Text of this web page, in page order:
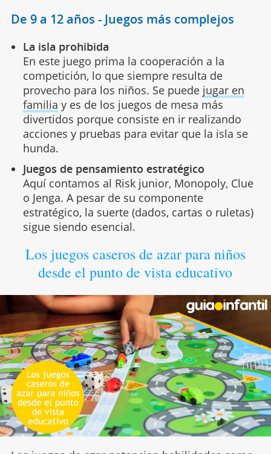
De 9 a 12 años - Juegos más complejos
La isla prohibida
En este juego prima la cooperación a la
competición, lo que siempre resulta de
provecho para los niños. Se puede jugar en
familia y es de los juegos de mesa más
divertidos porque consiste en ir realizando
acciones y pruebas para evitar que la isla se
hunda.
Juegos de pensamiento estratégico
Aquí contamos al Risk junior, Monopoly, Clue
o Jenga. A pesar de su componente
estratégico, la suerte (dados, cartas o ruletas)
sigue siendo esencial.
Los juegos caseros de azar para niños
desde el punto de vista educativo